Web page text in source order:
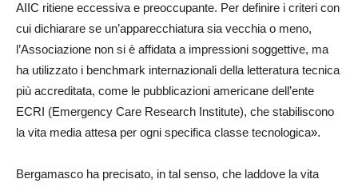
AIIC ritiene eccessiva e preoccupante. Per definire i criteri con
cui dichiarare se un’apparecchiatura sia vecchia o meno,
l’Associazione non si è affidata a impressioni soggettive, ma
ha utilizzato i benchmark internazionali della letteratura tecnica
più accreditata, come le pubblicazioni americane dell’ente
ECRI (Emergency Care Research Institute), che stabiliscono
la vita media attesa per ogni specifica classe tecnologica».
Bergamasco ha precisato, in tal senso, che laddove la vita